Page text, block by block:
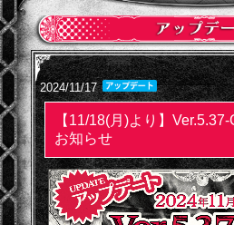
2024/11/17
【11/18(月)より】
お知らせ